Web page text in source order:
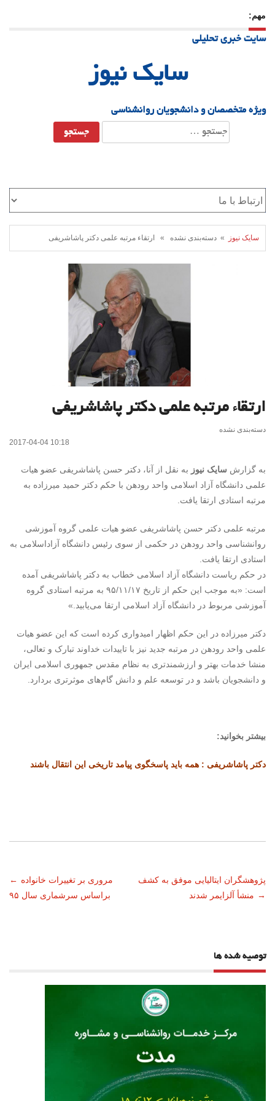
مهم:
21 دسامبر 25
سایت خبری تحلیلی
سایک نیوز
ویژه متخصصان و دانشجویان روانشناسی
جستجو
برای:
سایک نیوز » دسته‌بندی نشده » ارتقاء مرتبه علمی دکتر پاشاشریفی
ارتقاء مرتبه علمی دکتر پاشاشریفی
دسته‌بندی نشده
2017-04-04 10:18
به گزارش سایک نیوز به نقل از آنا، دکتر حسن پاشاشریفی عضو هیات
علمی دانشگاه آزاد اسلامی واحد رودهن با حکم دکتر حمید میرزاده به
مرتبه استادی ارتقا یافت.
مرتبه علمی دکتر حسن پاشاشریفی عضو هیات علمی گروه آموزشی
روانشناسی واحد رودهن در حکمی از سوی رئیس دانشگاه آزاداسلامی به
استادی ارتقا یافت.
در حکم ریاست دانشگاه آزاد اسلامی خطاب به دکتر پاشاشریفی آمده
است: «به موجب این حکم از تاریخ ۹۵/۱۱/۱۷ به مرتبه استادی گروه
آموزشی مربوط در دانشگاه آزاد اسلامی ارتقا می‌یابید.»
دکتر میرزاده در این حکم اظهار امیدواری کرده است که این عضو هیات
علمی واحد رودهن در مرتبه جدید نیز با تاییدات خداوند تبارک و تعالی،
منشا خدمات بهتر و ارزشمندتری به نظام مقدس جمهوری اسلامی ایران
و دانشجویان باشد و در توسعه علم و دانش گام‌های موثرتری بردارد.
بیشتر بخوانید:
دکتر پاشاشریفی : همه باید پاسخگوی پیامد تاریخی این انتقال باشند
ناوبری
نوشته
← مروری بر تغییرات خانواده
براساس سرشماری سال ۹۵
پژوهشگران ایتالیایی موفق به کشف
منشأ آلزایمر شدند →
توصیه شده ها